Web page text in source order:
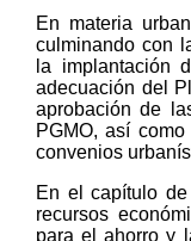
En materia
culminando con
la implantación
adecuación del
aprobación de
PGMO, así
convenios
En el capítulo
recursos
para el ahorro y